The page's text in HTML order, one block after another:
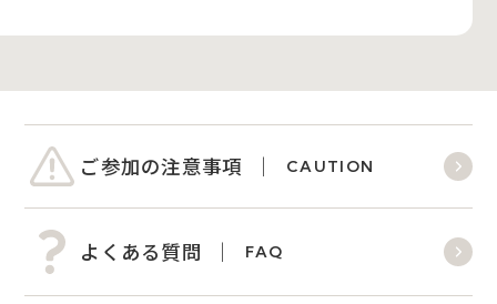
ご参加の注意事項 CAUTION
よくある質問 FAQ